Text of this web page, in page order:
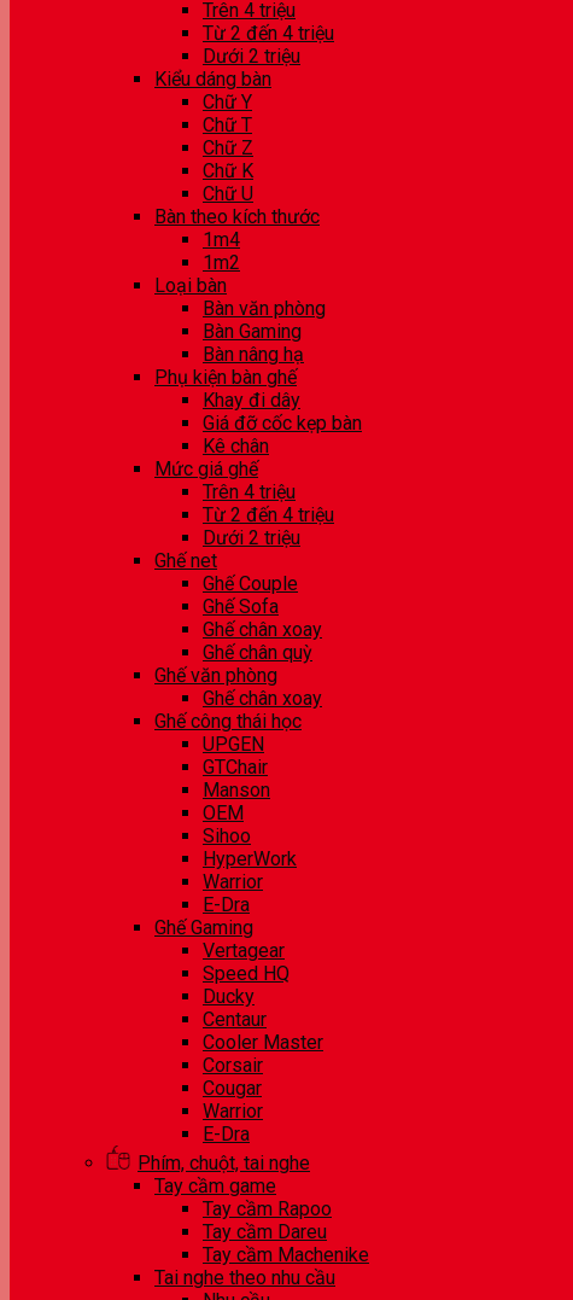
Trên 4 triệu
Từ 2 đến 4 triệu
Dưới 2 triệu
Kiểu dáng bàn
Chữ Y
Chữ T
Chữ Z
Chữ K
Chữ U
Bàn theo kích thước
1m4
1m2
Loại bàn
Bàn văn phòng
Bàn Gaming
Bàn nâng hạ
Phụ kiện bàn ghế
Khay đi dây
Giá đỡ cốc kẹp bàn
Kê chân
Mức giá ghế
Trên 4 triệu
Từ 2 đến 4 triệu
Dưới 2 triệu
Ghế net
Ghế Couple
Ghế Sofa
Ghế chân xoay
Ghế chân quỳ
Ghế văn phòng
Ghế chân xoay
Ghế công thái học
UPGEN
GTChair
Manson
OEM
Sihoo
HyperWork
Warrior
E-Dra
Ghế Gaming
Vertagear
Speed HQ
Ducky
Centaur
Cooler Master
Corsair
Cougar
Warrior
E-Dra
Phím, chuột, tai nghe
Tay cầm game
Tay cầm Rapoo
Tay cầm Dareu
Tay cầm Machenike
Tai nghe theo nhu cầu